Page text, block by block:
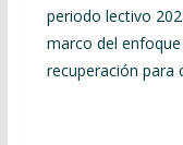
periodo lectivo
marco del
recuperación para